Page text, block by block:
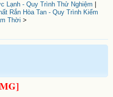
Lạnh - Quy Trình Thử Nghiệm
Rắn Hòa Tan - Quy Trình Kiểm
Thời >